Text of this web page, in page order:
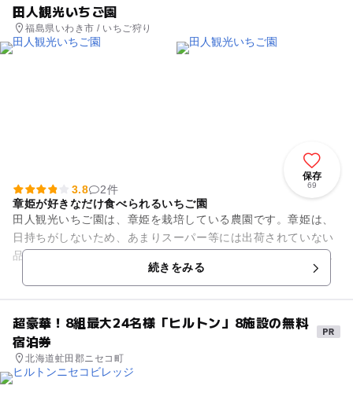
田人観光いちご園
福島県いわき市 / いちご狩り
保存
69
3.8
2件
章姫が好きなだけ食べられるいちご園
田人観光いちご園は、章姫を栽培している農園です。章姫は、
日持ちがしないため、あまりスーパー等には出荷されていない
品種ですが、甘みが強く酸味が抑えられ非常に美味いいちごで
す。長さ80mあるビニール...続きをみる
超豪華！8組最大24名様「ヒルトン」8施設の無料
宿泊券
北海道虻田郡ニセコ町